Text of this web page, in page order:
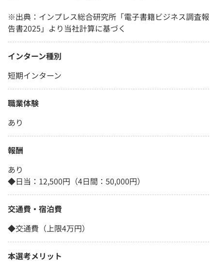
※出典：インプレス総合研究所「電子書籍ビジネス調査報
告書2025」より当社計算に基づく
インターン種別
短期インターン
職業体験
あり
報酬
あり
◆日当：12,500円（4日間：50,000円）
交通費・宿泊費
◆交通費（上限4万円）
本選考メリット